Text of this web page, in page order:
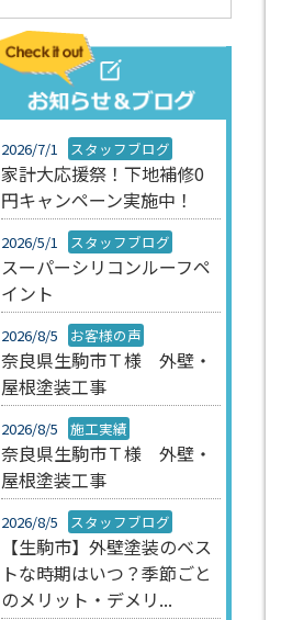
2026/7/1 スタッフブログ
家計大応援祭！下地補修0
円キャンペーン実施中！
2026/5/1 スタッフブログ
スーパーシリコンルーフペ
イント
2026/8/5 お客様の声
奈良県生駒市Ｔ様 外壁・
屋根塗装工事
2026/8/5 施工実績
奈良県生駒市Ｔ様 外壁・
屋根塗装工事
2026/8/5 スタッフブログ
【生駒市】外壁塗装のベス
トな時期はいつ？季節ごと
のメリット・デメリ...